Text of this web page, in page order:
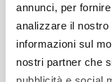
annunci, per
analizzare il
informazioni sul
nostri partner che
natura e
nuove
di trasmettere
Prossimamente